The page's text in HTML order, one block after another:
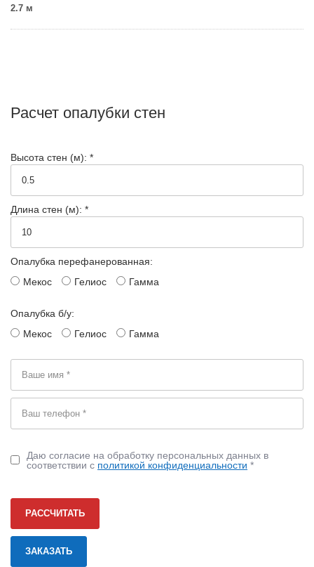
2.7 м
Расчет опалубки стен
Высота стен (м): *
Длина стен (м): *
Опалубка перефанерованная:
Мекос
Гелиос Гамма
Опалубка б/у:
Мекос
Гелиос Гамма
Даю согласие на обработку персональных данных в
соответствии с политикой конфиденциальности *
РАССЧИТАТЬ